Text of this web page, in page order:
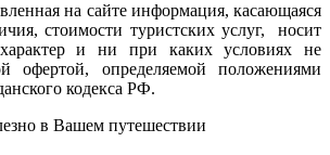
на сайте информация, касающаяся
стоимости туристских услуг, носит
и ни при каких условиях не
офертой, определяемой положениями
кодекса РФ.
в Вашем путешествии